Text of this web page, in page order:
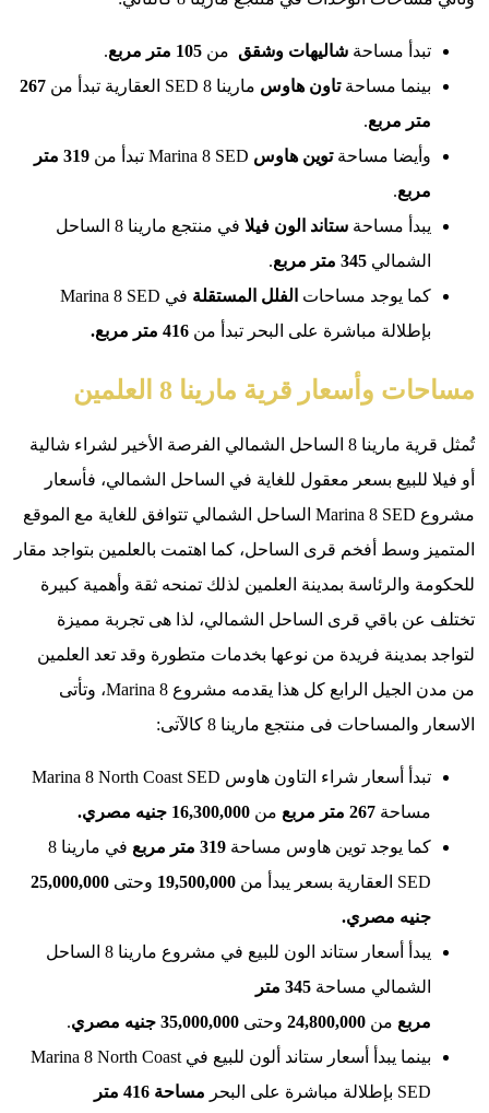
مساحة شاليهات وشققمن105 متر مربع
.
مساحةتاون هاوسمارينا 8 SED العقارية تبدأ من
267
.
مساحةتوين هاوسMarina 8 SED تبدأ من
319 متر
مساحة ستاند الون فيلا
في منتجع مارينا 8 الساحل
345 متر مربع
.
يوجد مساحات الفلل المستقلة
في Marina 8 SED
مباشرة على البحر تبدأ من416 متر مربع.
وأسعار قرية مارينا 8 العلمين
تُمثل قرية مارينا 8 الساحل الشمالي الفرصة الأخير لشراء شالية
للبيع بسعر معقول للغاية في الساحل الشمالي، فأسعار
مشروع Marina 8 SED الساحل الشمالي تتوافق للغاية مع الموقع
وسط أفخم قرى الساحل، كما اهتمت بالعلمين بتواجد مقار
والرئاسة بمدينة العلمين لذلك تمنحه ثقة وأهمية كبيرة
باقي قرى الساحل الشمالي، لذا هى تجربة مميزة
فريدة من نوعها بخدمات متطورة وقد تعد العلمين
من مدن الجيل الرابع كل هذا يقدمه مشروع Marina 8، وتأتى
فى منتجع مارينا 8 كالآتى:
تبدأ أسعار شراء التاون هاوس Marina 8 North Coast SED
267 متر مربع من 16,300,000 جنيه مصري.
يوجد توين هاوس مساحة 319 متر مربع
في مارينا 8
من19,500,000 وحتى 25,000,000
مصري.
يبدأ أسعار ستاند الون للبيع في مشروع مارينا 8 الساحل
مساحة
345 متر
24,800,000وحتى35,000,000 جنيه مصري
.
بينما يبدأ أسعار ستاند ألون للبيع في Marina 8 North Coast
مساحة 416 متر